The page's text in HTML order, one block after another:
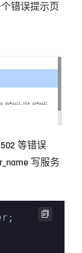
错误提示页
等错误
写服务
